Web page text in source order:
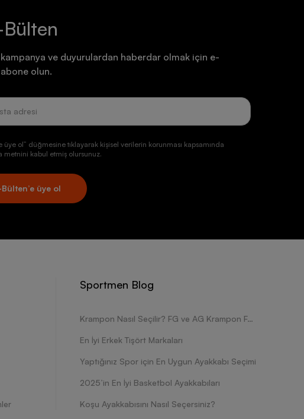
Bülten
ve duyurulardan haberdar olmak için e-
olun.
üye ol” düğmesine tıklayarak kişisel verilerin korunması kapsamında
metnini kabul etmiş olursunuz.
Bülten’e üye ol
Sportmen Blog
Krampon Nasıl Seçilir? FG ve AG Krampon Farkları Nelerdir?
En İyi Erkek Tişört Markaları
Yaptığınız Spor için En Uygun Ayakkabı Seçimi
2025’in En İyi Basketbol Ayakkabıları
Koşu Ayakkabısını Nasıl Seçersiniz?